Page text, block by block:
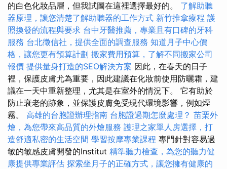
的白色化妝品層，但我試圖在這裡選擇最好的。 了解助聽
器原理，讓您清楚了解助聽器的工作方式 新竹推拿療程 護
照換發的流程與要求 台中牙醫推薦，專業且有口碑的牙科
服務 台北徵信社，提供全面的調查服務 知道月子中心價
格，讓您更有預算計劃 搬家費用預算，了解不同搬家公司
報價 提供量身打造的SEO解決方案 因此，在春天的日子
裡，保護皮膚尤為重要，因此建議在化妝前使用防曬霜，建
議在一天中重新整理，尤其是在室外的情況下。 它有助於
防止衰老的跡象，並保護皮膚免受現代環境影響，例如煙
霧。 高雄的台胞證辦理指南 台胞證過期怎麼處理？ 苗栗外
燴，為您帶來高品質的外燴服務 護理之家單人房選擇，打
造舒適私密的生活空間 學習按摩專業課程 專門針對容易過
敏的敏感皮膚開發的Institut 精準聽力檢查，為您的聽力健
康提供專業評估 探索坐月子的正確方式，讓您擁有健康的